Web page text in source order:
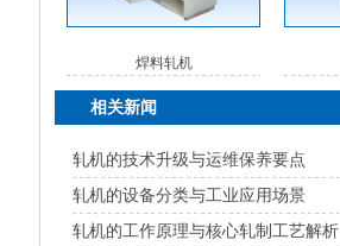
焊料轧机
相关新闻
轧机的技术升级与运维保养要点
轧机的设备分类与工业应用场景
轧机的工作原理与核心轧制工艺解析